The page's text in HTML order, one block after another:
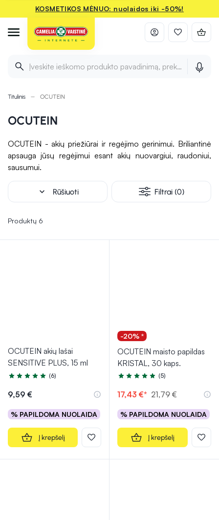
KOSMETIKOS MĖNUO: nuolaidos iki -50%!
Įveskite ieškomo produkto pavadinimą, prekės ženklą ir
Titulinis OCUTEIN
OCUTEIN
OCUTEIN - akių priežiūrai ir regėjimo gerinimui. Briliantinė
apsauga jūsų regėjimui esant akių nuovargiui, raudoniui,
sausumui.
expand_more Rūšiuoti Filtrai (0)
Produktų 6
OCUTEIN akių lašai
SENSITIVE PLUS, 15 ml
Įvertinimas 5.0 iš 5
(6)
9,59 €
% PAPILDOMA NUOLAIDA
Į krepšelį
-20% *
OCUTEIN maisto papildas
KRISTAL, 30 kaps.
Įvertinimas 5.0 iš 5
(5)
17,43 €* 21,79 €
% PAPILDOMA NUOLAIDA
Į krepšelį